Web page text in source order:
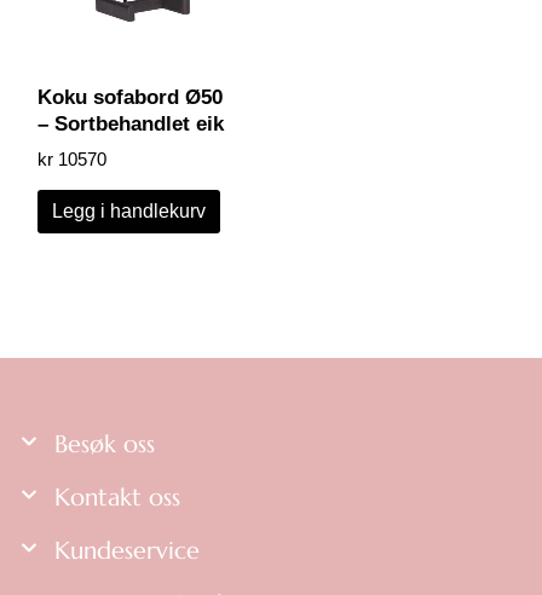
Koku sofabord Ø50
– Sortbehandlet eik
kr 10570
Legg i handlekurv
Besøk oss
Kontakt oss
Kundeservice